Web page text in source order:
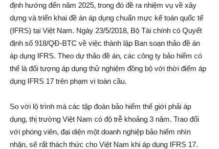
định hướng đến năm 2025, trong đó đề ra nhiệm vụ về xây
dựng và triển khai đề án áp dụng chuẩn mực kế toán quốc tế
(IFRS) tại Việt Nam. Ngày 23/5/2018, Bộ Tài chính có Quyết
định số 918/QÐ-BTC về việc thành lập Ban soạn thảo đề án
áp dụng IFRS. Theo dự thảo đề án, các công ty bảo hiểm có
thể là đối tượng áp dụng thử nghiệm đồng bộ với thời điểm áp
dụng IFRS 17 trên phạm vi toàn cầu.
So với lộ trình mà các tập đoàn bảo hiểm thế giới phải áp
dụng, thị trường Việt Nam có độ trễ khoảng 3 năm. Trao đổi
với phóng viên, đại diện một doanh nghiệp bảo hiểm nhìn
nhận, sẽ rất thách thức cho Việt Nam khi áp dụng IFRS 17.